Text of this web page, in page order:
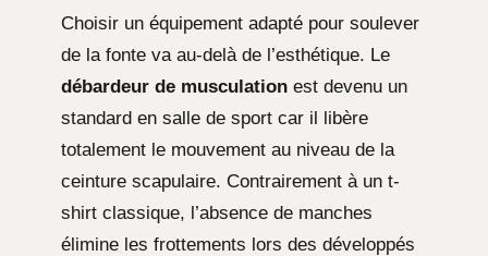
Choisir un équipement adapté pour soulever
de la fonte va au-delà de l’esthétique. Le
débardeur de musculation est devenu un
standard en salle de sport car il libère
totalement le mouvement au niveau de la
ceinture scapulaire. Contrairement à un t-
shirt classique, l’absence de manches
élimine les frottements lors des développés